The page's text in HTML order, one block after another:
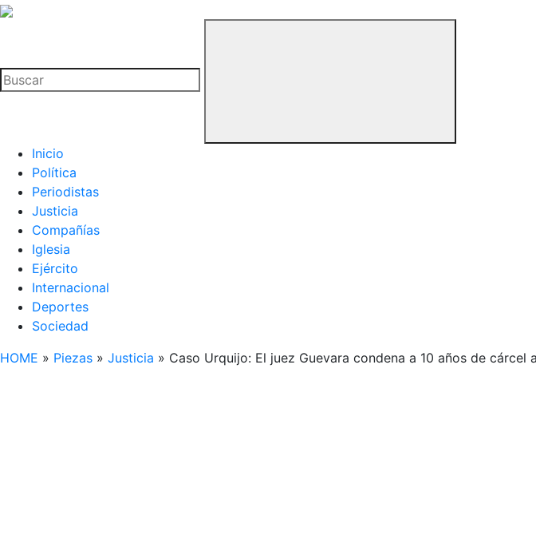
La
Buitre
Inicio
Política
Periodistas
Justicia
Compañías
Iglesia
Ejército
Internacional
Deportes
Sociedad
HOME » Piezas » Justicia » Caso Urquijo: El juez Guevara condena a 10 años de